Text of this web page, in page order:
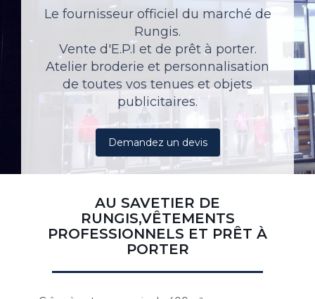
Catalogues
Mon compte
Devis et contact
Le fournisseur officiel du marché de
Rungis.
Vente d'E.P.I et de prêt à porter.
Atelier broderie et personnalisation
de toutes vos tenues et objets
publicitaires.
Demandez un devis
AU SAVETIER DE
RUNGIS,VÊTEMENTS
PROFESSIONNELS ET PRÊT À
PORTER